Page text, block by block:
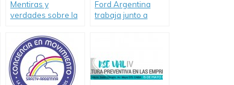
Mentiras y
verdades sobre la
conducción-
Informe de Ovilam
Ford Argentina
trabaja junto a
programas de
educación y
concientización